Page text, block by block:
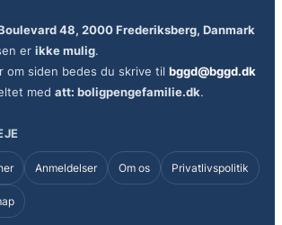
48, 2000 Frederiksberg, Danmark
er ikke mulig.
om siden bedes du skrive til bggd@bggd.dk
med att: boligpengefamilie.dk.
Anmeldelser Om os Privatlivspolitik